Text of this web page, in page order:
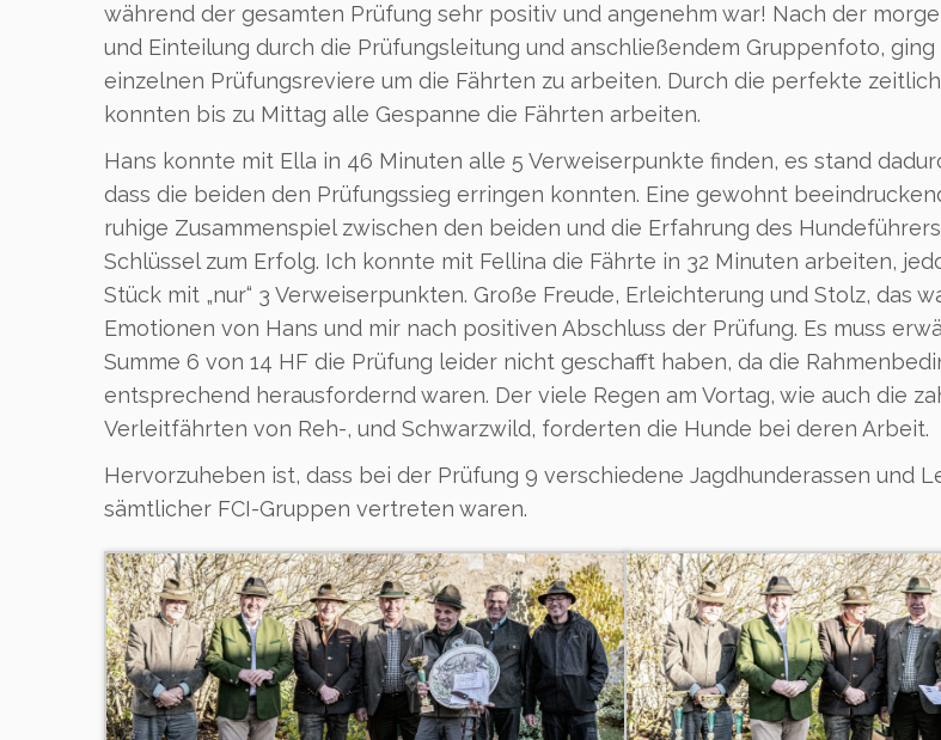
während der gesamten Prüfung sehr positiv und angenehm war! Nach der
und Einteilung durch die Prüfungsleitung und anschließendem Gruppenfoto, ging
einzelnen Prüfungsreviere um die Fährten zu arbeiten. Durch die perfekte
konnten bis zu Mittag alle Gespanne die Fährten arbeiten.
Hans konnte mit Ella in 46 Minuten alle 5 Verweiserpunkte finden, es stand
dass die beiden den Prüfungssieg erringen konnten. Eine gewohnt
ruhige Zusammenspiel zwischen den beiden und die Erfahrung des
Schlüssel zum Erfolg. Ich konnte mit Fellina die Fährte in 32 Minuten arbeiten,
Stück mit „nur“ 3 Verweiserpunkten. Große Freude, Erleichterung und Stolz, das
Emotionen von Hans und mir nach positiven Abschluss der Prüfung. Es muss
Summe 6 von 14 HF die Prüfung leider nicht geschafft haben, da die
entsprechend herausfordernd waren. Der viele Regen am Vortag, wie auch die
Verleitfährten von Reh-, und Schwarzwild, forderten die Hunde bei deren Arbeit.
Hervorzuheben ist, dass bei der Prüfung 9 verschiedene Jagdhunderassen und
sämtlicher FCI-Gruppen vertreten waren.